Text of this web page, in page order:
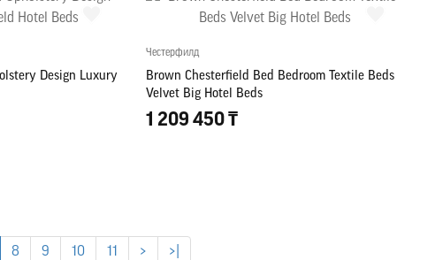
Design Luxury
Честерфилд
Brown Chesterfield Bed Bedroom Textile Beds
Velvet Big Hotel Beds
1 209 450 ₸
8 9 10 11 > >|